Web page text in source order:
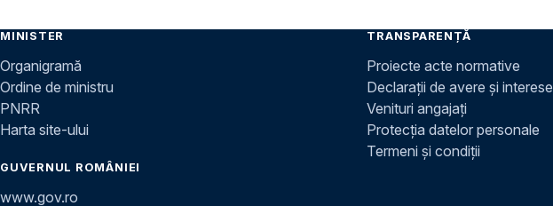
MINISTER
Organigramă
Ordine de ministru
PNRR
Harta site-ului
GUVERNUL ROMÂNIEI
www.gov.ro
TRANSPARENȚĂ
Proiecte acte normative
Declarații de avere și interese
Venituri angajați
Protecția datelor personale
Termeni și condiții